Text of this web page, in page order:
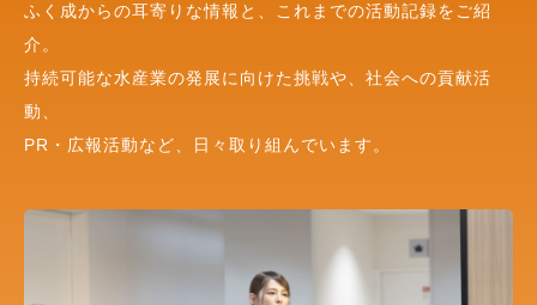
ふく成からの耳寄りな情報と、これまでの活動記録をご紹
介。
持続可能な水産業の発展に向けた挑戦や、社会への貢献活
動、
PR・広報活動など、日々取り組んでいます。